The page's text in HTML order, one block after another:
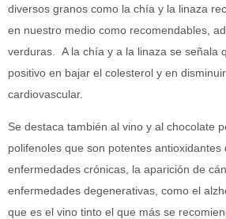
diversos granos como la chía y la linaza
en nuestro medio como recomendables,
verduras. A la chía y a la linaza se señala
positivo en bajar el colesterol y en
cardiovascular.
Se destaca también al vino y al chocolate
polifenoles que son potentes antioxidantes
enfermedades crónicas, la aparición de
enfermedades degenerativas, como el
que es el vino tinto el que más se